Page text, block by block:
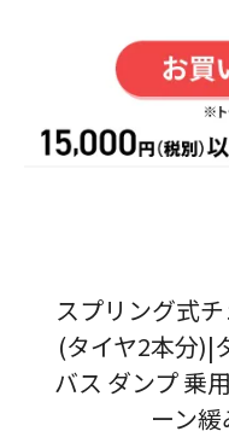
スプリング式
(タイヤ2本分)|
バス ダンプ 乗
ーン